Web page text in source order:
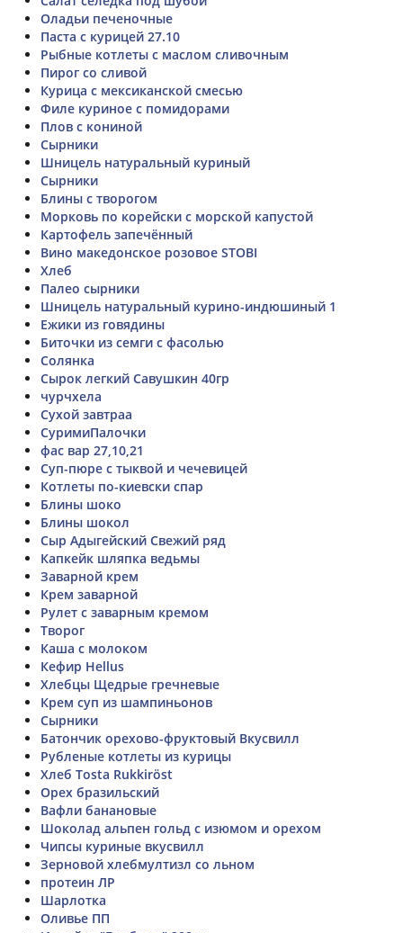
Оладьи печеночные
Паста с курицей 27.10
Рыбные котлеты с маслом сливочным
Пирог со сливой
Курица с мексиканской смесью
Филе куриное с помидорами
Плов с кониной
Сырники
Шницель натуральный куриный
Сырники
Блины с творогом
Морковь по корейски с морской капустой
Картофель запечённый
Вино македонское розовое STOBI
Хлеб
Палео сырники
Шницель натуральный курино-индюшиный 1
Ежики из говядины
Биточки из семги с фасолью
Солянка
Сырок легкий Савушкин 40гр
чурчхела
Сухой завтраа
СуримиПалочки
фас вар 27,10,21
Суп-пюре с тыквой и чечевицей
Котлеты по-киевски спар
Блины шоко
Блины шокол
Сыр Адыгейский Свежий ряд
Капкейк шляпка ведьмы
Заварной крем
Крем заварной
Рулет с заварным кремом
Творог
Каша с молоком
Кефир Hellus
Хлебцы Щедрые гречневые
Крем суп из шампиньонов
Сырники
Батончик орехово-фруктовый Вкусвилл
Рубленые котлеты из курицы
Хлеб Tosta Rukkiröst
Орех бразильский
Вафли банановые
Шоколад альпен гольд с изюмом и орехом
Чипсы куриные вкусвилл
Зерновой хлебмултизл со льном
протеин ЛР
Шарлотка
Оливье ПП